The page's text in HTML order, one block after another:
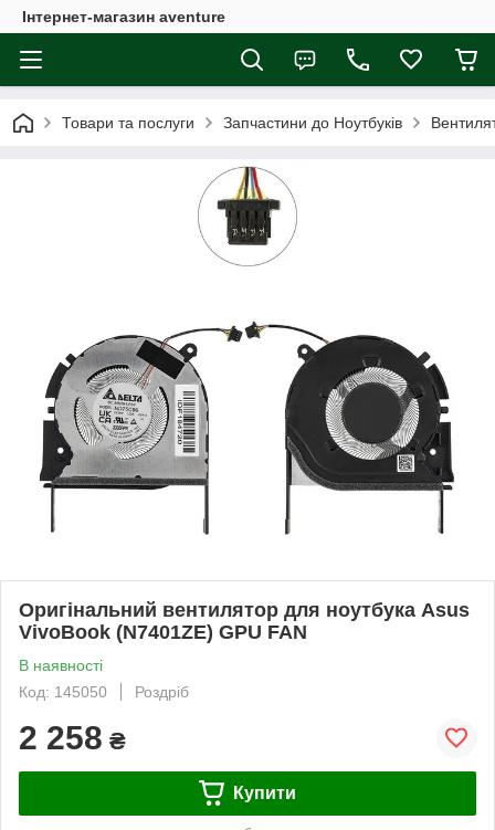
Інтернет-магазин aventure
Товари та послуги Запчастини до Ноутбуків
Оригінальний вентилятор для ноутбука Asus
VivoBook (N7401ZE) GPU FAN
В наявності
Код: 145050
Роздріб
2 258 ₴
Купити